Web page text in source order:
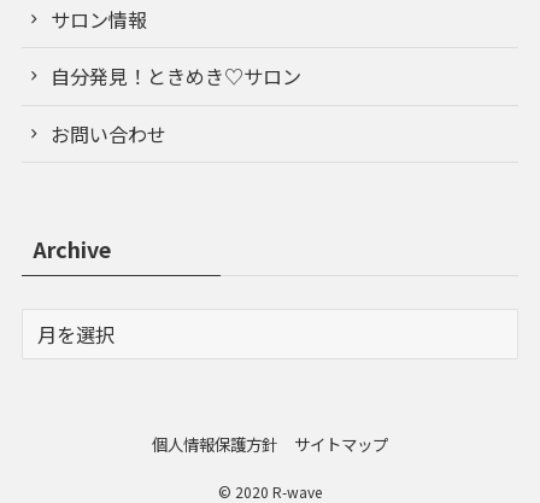
サロン情報
自分発見！ときめき♡サロン
お問い合わせ
Archive
個人情報保護方針 サイトマップ
© 2020 R-wave